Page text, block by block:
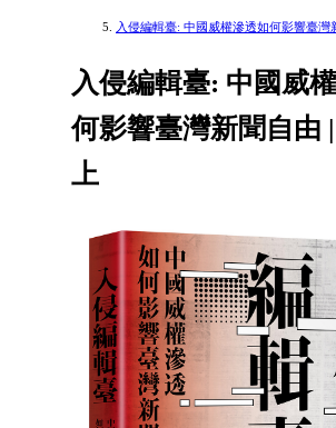
入侵編輯臺: 中國威權滲透如何影響臺灣
入侵編輯臺: 中國威
何影響臺灣新聞自由
上